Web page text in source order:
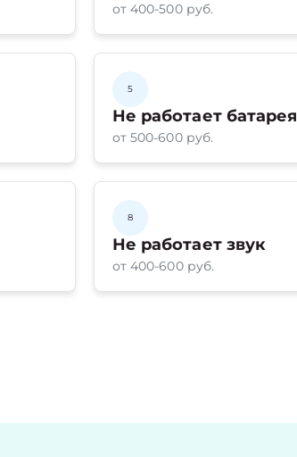
от 400-500 руб.
5
Не работает батарея
от 500-600 руб.
8
Не работает звук
от 400-600 руб.